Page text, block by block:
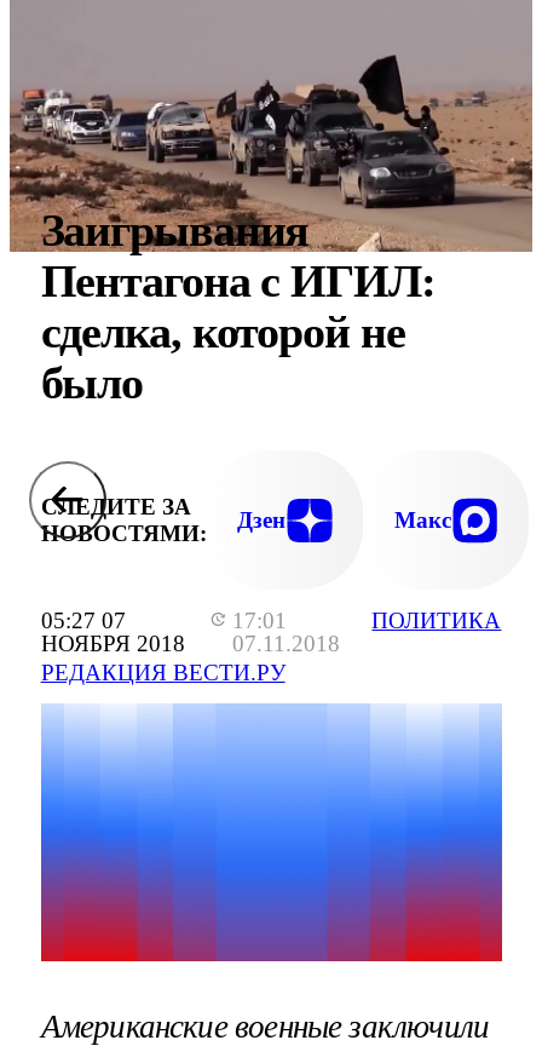
05:27 07
НОЯБРЯ 2018
17:01
07.11.2018
РЕДАКЦИЯ ВЕСТИ.РУ
ПОЛИТИКА
Заигрывания
Пентагона с ИГИЛ:
сделка, которой не
было
СЛЕДИТЕ ЗА
НОВОСТЯМИ:
Дзен Макс
Американские военные заключили